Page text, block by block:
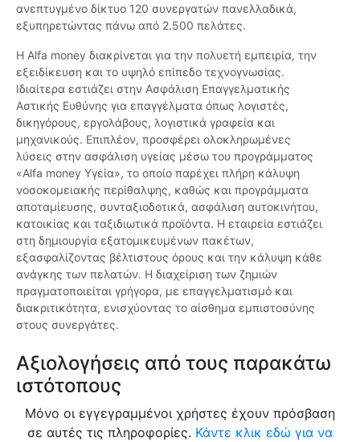
ανεπτυγμένο δίκτυο 120 συνεργατών πανελλαδικά,
εξυπηρετώντας πάνω από 2.500 πελάτες.
Η Alfa money διακρίνεται για την πολυετή εμπειρία, την
εξειδίκευση και το υψηλό επίπεδο τεχνογνωσίας.
Ιδιαίτερα εστιάζει στην Ασφάλιση Επαγγελματικής
Αστικής Ευθύνης για επαγγέλματα όπως λογιστές,
δικηγόρους, εργολάβους, λογιστικά γραφεία και
μηχανικούς. Επιπλέον, προσφέρει ολοκληρωμένες
λύσεις στην ασφάλιση υγείας μέσω του προγράμματος
«Alfa money Υγεία», το οποίο παρέχει πλήρη κάλυψη
νοσοκομειακής περίθαλψης, καθώς και προγράμματα
αποταμίευσης, συνταξιοδοτικά, ασφάλιση αυτοκινήτου,
κατοικίας και ταξιδιωτικά προϊόντα. Η εταιρεία εστιάζει
στη δημιουργία εξατομικευμένων πακέτων,
εξασφαλίζοντας βέλτιστους όρους και την κάλυψη κάθε
ανάγκης των πελατών. Η διαχείριση των ζημιών
πραγματοποιείται γρήγορα, με επαγγελματισμό και
διακριτικότητα, ενισχύοντας το αίσθημα εμπιστοσύνης
στους συνεργάτες.
Αξιολογήσεις από τους παρακάτω
ιστότοπους
Μόνο οι εγγεγραμμένοι χρήστες έχουν πρόσβαση
σε αυτές τις πληροφορίες. Κάντε κλικ εδώ για να